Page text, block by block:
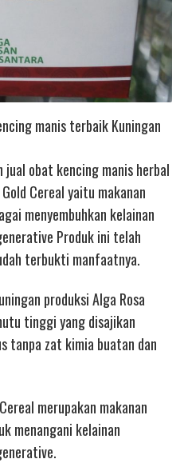
manis terbaik Kuningan
jual obat kencing manis herbal
Cereal yaitu makanan
menyembuhkan kelainan
Produk ini telah
terbukti manfaatnya.
produksi Alga Rosa
tinggi yang disajikan
tanpa zat kimia buatan dan
merupakan makanan
menangani kelainan